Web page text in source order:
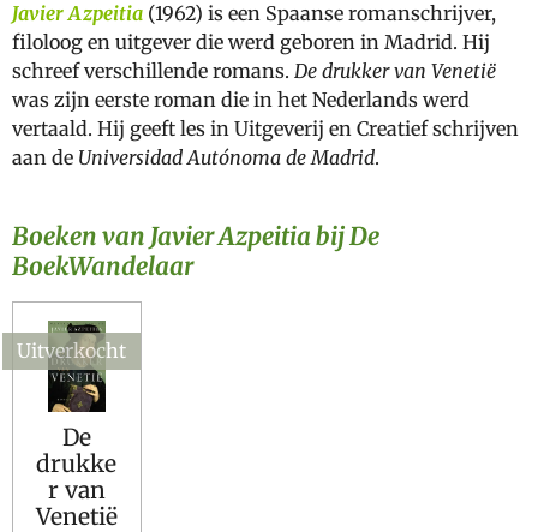
Javier Azpeitia (1962) is een Spaanse romanschrijver,
filoloog en uitgever die werd geboren in Madrid. Hij
schreef verschillende romans. De drukker van Venetië
was zijn eerste roman die in het Nederlands werd
vertaald. Hij geeft les in Uitgeverij en Creatief schrijven
aan de Universidad Autónoma de Madrid.
Boeken van Javier Azpeitia bij De
BoekWandelaar
Uitverkocht
De
drukke
r van
Venetië